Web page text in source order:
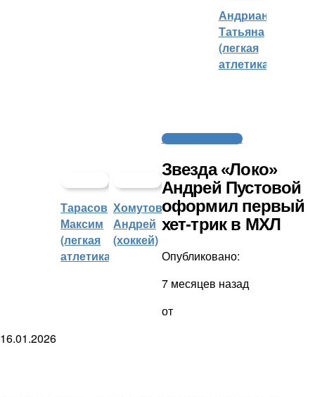
Андрианова
Татьяна
(легкая
атлетика)
Тарасов
Максим
(легкая
атлетика)
Хомутов
Андрей
(хоккей)
Молодежный хоккей
Звезда «Локо»
Андрей Пустовой
оформил первый
хет-трик в МХЛ
Опубликовано:
7 месяцев назад
от
16.01.2026